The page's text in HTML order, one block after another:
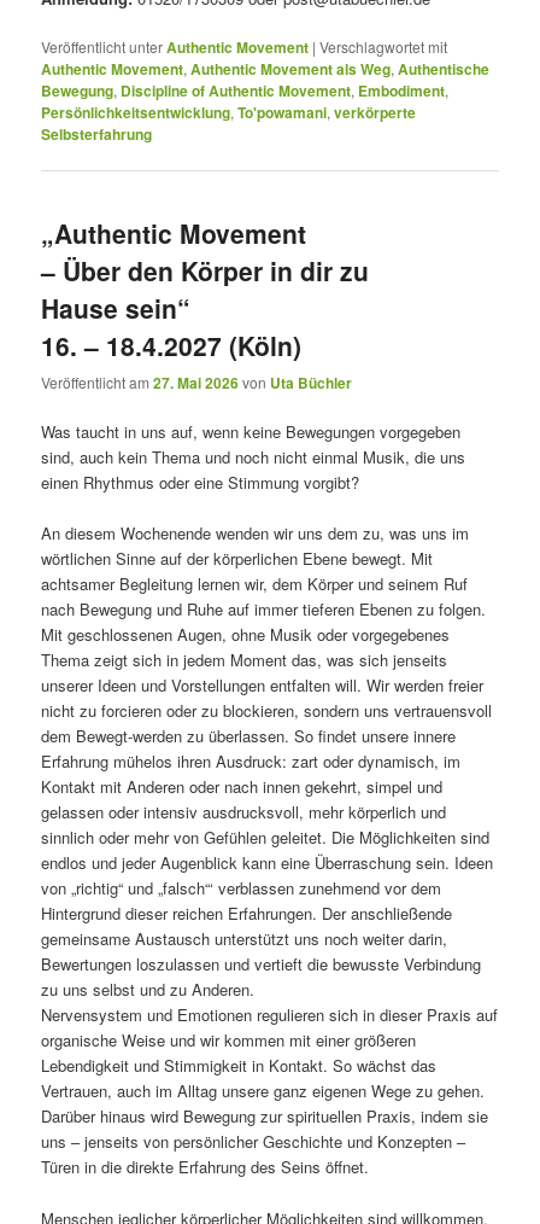
Veröffentlicht unterAuthentic Movement |Verschlagwortet mit
Authentic Movement,Authentic Movement als Weg,Authentische
Bewegung, Discipline of Authentic Movement, Embodiment,
Persönlichkeitsentwicklung,To'powamani,verkörperte
Selbsterfahrung
„Authentic Movement
– Über den Körper in dir zu
Hause sein“
16. – 18.4.2027 (Köln)
Veröffentlicht am27. Mai 2026von Uta Büchler
Was taucht in uns auf, wenn keine Bewegungen vorgegeben
sind, auch kein Thema und noch nicht einmal Musik, die uns
einen Rhythmus oder eine Stimmung vorgibt?
An diesem Wochenende wenden wir uns dem zu, was uns im
wörtlichen Sinne auf der körperlichen Ebene bewegt. Mit
achtsamer Begleitung lernen wir, dem Körper und seinem Ruf
nach Bewegung und Ruhe auf immer tieferen Ebenen zu folgen.
Mit geschlossenen Augen, ohne Musik oder vorgegebenes
Thema zeigt sich in jedem Moment das, was sich jenseits
unserer Ideen und Vorstellungen entfalten will. Wir werden freier
nicht zu forcieren oder zu blockieren, sondern uns vertrauensvoll
dem Bewegt-werden zu überlassen. So findet unsere innere
Erfahrung mühelos ihren Ausdruck: zart oder dynamisch, im
Kontakt mit Anderen oder nach innen gekehrt, simpel und
gelassen oder intensiv ausdrucksvoll, mehr körperlich und
sinnlich oder mehr von Gefühlen geleitet. Die Möglichkeiten sind
endlos und jeder Augenblick kann eine Überraschung sein. Ideen
von „richtig“ und „falsch“‘ verblassen zunehmend vor dem
Hintergrund dieser reichen Erfahrungen. Der anschließende
gemeinsame Austausch unterstützt uns noch weiter darin,
Bewertungen loszulassen und vertieft die bewusste Verbindung
zu uns selbst und zu Anderen.
Nervensystem und Emotionen regulieren sich in dieser Praxis auf
organische Weise und wir kommen mit einer größeren
Lebendigkeit und Stimmigkeit in Kontakt. So wächst das
Vertrauen, auch im Alltag unsere ganz eigenen Wege zu gehen.
Darüber hinaus wird Bewegung zur spirituellen Praxis, indem sie
uns – jenseits von persönlicher Geschichte und Konzepten –
Türen in die direkte Erfahrung des Seins öffnet.
Menschen jeglicher körperlicher Möglichkeiten sind willkommen.